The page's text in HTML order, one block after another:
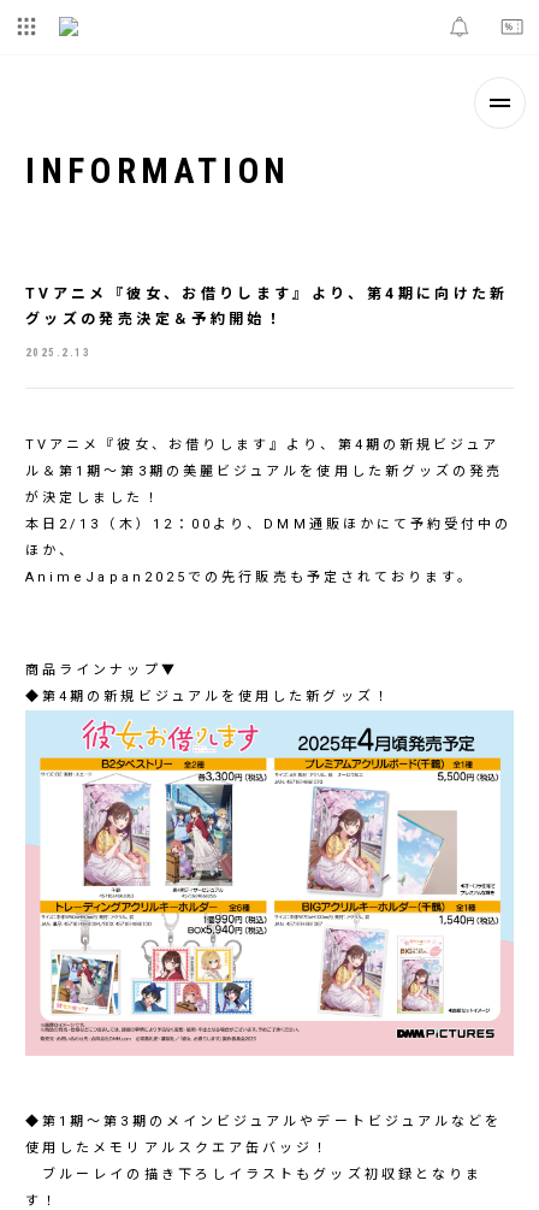
INFORMATION
TVアニメ『彼女、お借りします』より、第4期に向けた新
グッズの発売決定＆予約開始！
2025.2.13
TVアニメ『彼女、お借りします』より、第4期の新規ビジュア
ル＆第1期～第3期の美麗ビジュアルを使用した新グッズの発売
が決定しました！
本日2/13（木）12：00より、DMM通販ほかにて予約受付中の
ほか、
AnimeJapan2025での先行販売も予定されております。
商品ラインナップ▼
◆第4期の新規ビジュアルを使用した新グッズ！
◆第1期～第3期のメインビジュアルやデートビジュアルなどを
使用したメモリアルスクエア缶バッジ！
ブルーレイの描き下ろしイラストもグッズ初収録となりま
す！